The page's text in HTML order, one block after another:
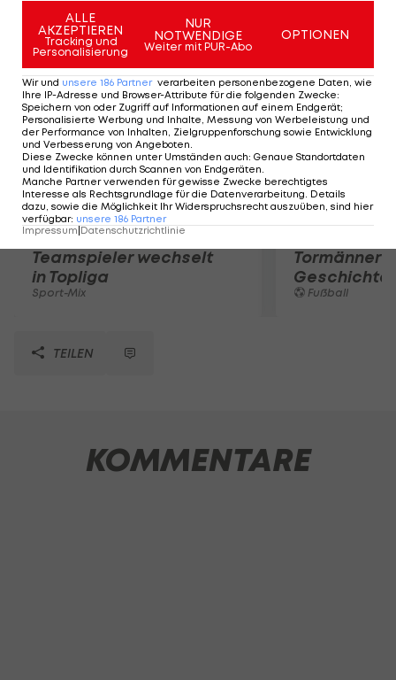
Mehr zum Thema
Karrieresprung! ÖVV-
Teamspieler wechselt
in Topliga
Sport-Mix
Tormänner
Geschichte
Fußball
TEILEN
KOMMENTARE
ALLE
AKZEPTIEREN
Tracking und
Personalisierung
NUR
NOTWENDIGE
Weiter mit PUR-Abo
OPTIONEN
Wir und unsere 186 Partner verarbeiten personenbezogene Daten, wie
Ihre IP-Adresse und Browser-Attribute für die folgenden Zwecke:
Speichern von oder Zugriff auf Informationen auf einem Endgerät;
Personalisierte Werbung und Inhalte, Messung von Werbeleistung und
der Performance von Inhalten, Zielgruppenforschung sowie Entwicklung
und Verbesserung von Angeboten.
Diese Zwecke können unter Umständen auch: Genaue Standortdaten
und Identifikation durch Scannen von Endgeräten.
Manche Partner verwenden für gewisse Zwecke berechtigtes
Interesse als Rechtsgrundlage für die Datenverarbeitung. Details
dazu, sowie die Möglichkeit Ihr Widerspruchsrecht auszuüben, sind hier
verfügbar: unsere 186 Partner
Impressum Datenschutzrichtlinie